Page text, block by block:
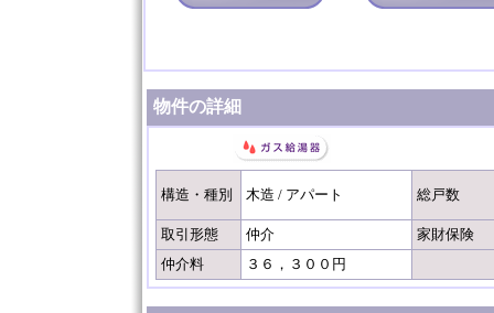
物件の詳細
構造・種別 木造 / アパート 総戸数
取引形態 仲介
家財保険
仲介料
３６，３００円